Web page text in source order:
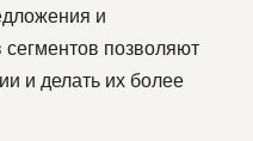
и
сегментов позволяют
и делать их более